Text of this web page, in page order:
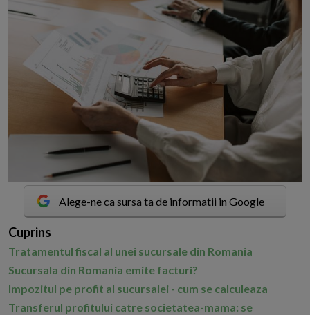
Alege-ne ca sursa ta de informatii in Google
Cuprins
Tratamentul fiscal al unei sucursale din Romania
Sucursala din Romania emite facturi?
Impozitul pe profit al sucursalei - cum se calculeaza
Transferul profitului catre societatea-mama: se